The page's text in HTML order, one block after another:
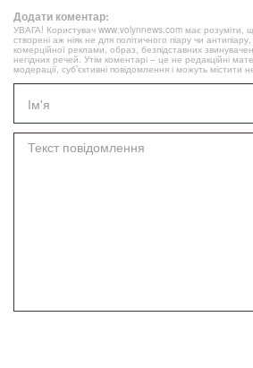
Додати коментар:
УВАГА! Користувач www.volynnews.com має розуміти,
створені аж ніяк не для політичного піару чи
комерційної реклами, образ, безпідставних
негідних речей. Утім коментарі – це не редакційні
модерації, суб’єктивні повідомлення і можуть містити